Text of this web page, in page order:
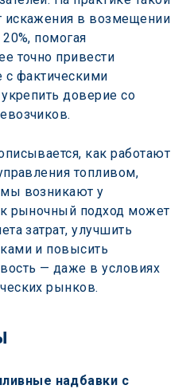
искажения в возмещении
помогая
точно привести
с фактическими
доверие со
как работают
топливом,
возникают у
рыночный подход может
затрат, улучшить
и повысить
— даже в условиях
рынков.
надбавки с